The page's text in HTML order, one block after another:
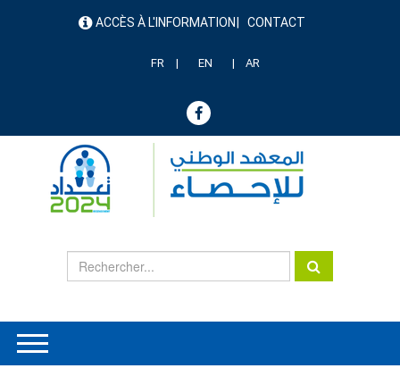
menu ACCÈS À L'INFORMATION CONTACT
FR EN AR